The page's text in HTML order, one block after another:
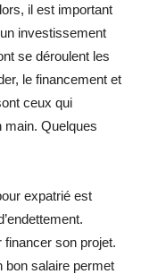
il est important
investissement
se déroulent les
le financement et
ceux qui
main. Quelques
expatrié est
financer son projet.
bon salaire permet